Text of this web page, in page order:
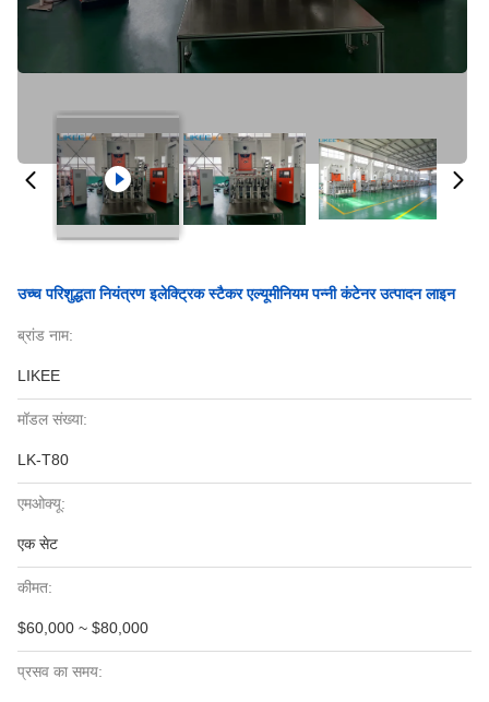
उच्च परिशुद्धता नियंत्रण इलेक्ट्रिक स्टैकर एल्यूमीनियम पन्नी कंटेनर उत्पादन लाइन
ब्रांड नाम:
LIKEE
मॉडल संख्या:
LK-T80
एमओक्यू:
एक सेट
कीमत:
$60,000 ~ $80,000
प्रसव का समय: